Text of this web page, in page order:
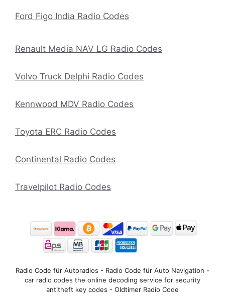
Ford Figo India Radio Codes
Renault Media NAV LG Radio Codes
Volvo Truck Delphi Radio Codes
Kennwood MDV Radio Codes
Toyota ERC Radio Codes
Continental Radio Codes
Travelpilot Radio Codes
Radio Code für Autoradios - Radio Code für Auto Navigation -
car radio codes the online decoding service for security
antitheft key codes - Oldtimer Radio Code